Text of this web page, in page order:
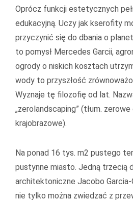
Oprócz funkcji estetycznych
edukacyjną. Uczy jak kserofity
przyczynić się do dbania o
to pomysł Mercedes Garcii,
ogrody o niskich kosztach
wody to przyszłość
Wyznaje tę filozofię od lat.
„zerolandscaping” (tłum.
krajobrazowe).
Na ponad 16 tys. m2 pustego
pustynne miasto. Jedną trzecią
architektoniczne Jacobo
nie tylko można zwiedzać z